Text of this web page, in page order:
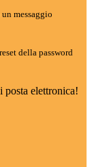
messaggio
della password
posta elettronica!